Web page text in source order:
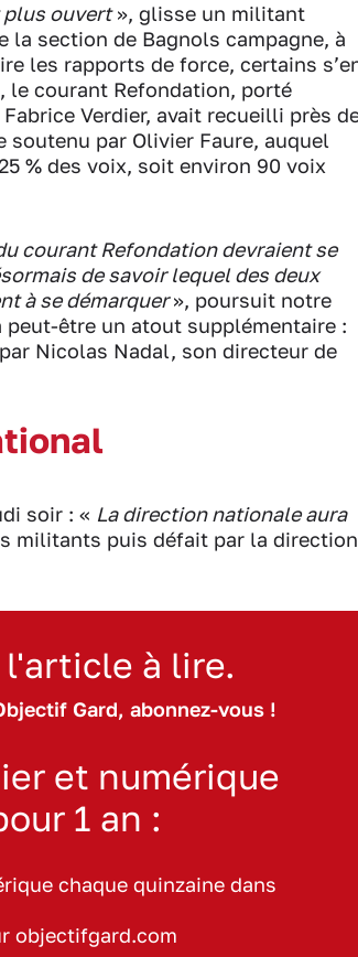
plus ouvert», glisse un militant
la section de Bagnols campagne, à
les rapports de force, certains
le courant Refondation, porté
Verdier, avait recueilli près
par Olivier Faure, auquel
% des voix, soit environ 90 voix
courant Refondation devraient se
de savoir lequel des deux
à se démarquer», poursuit notre
peut-être un atout supplémentaire :
Nicolas Nadal, son directeur de
soir : « La direction nationale aura
militants puis défait par la direction
l'article à lire.
Gard, abonnez-vous !
et numérique
1 an :
chaque quinzaine dans
objectifgard.com